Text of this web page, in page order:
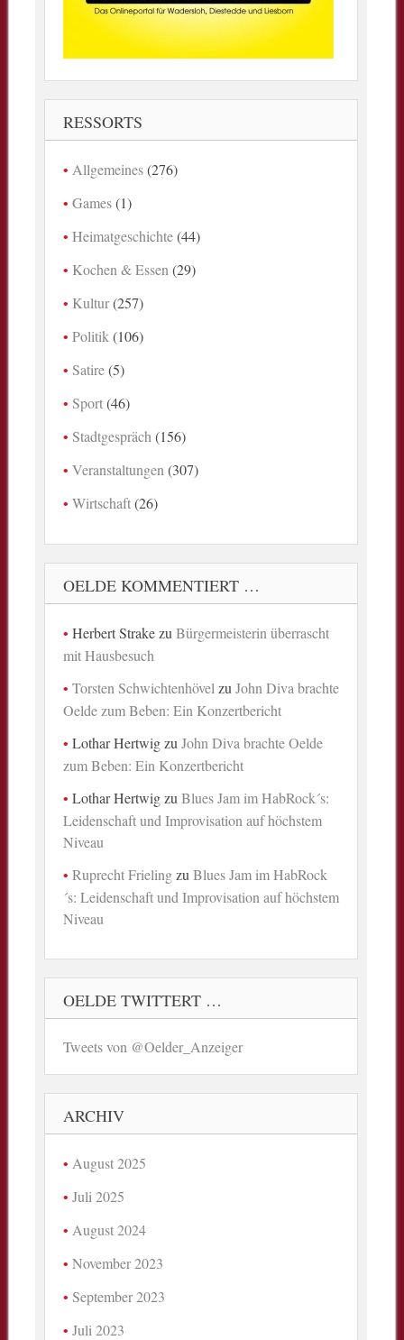
RESSORTS
Allgemeines(276)
Games(1)
Heimatgeschichte(44)
Kochen & Essen (29)
Kultur(257)
Politik (106)
Satire(5)
Sport(46)
Stadtgespräch (156)
Veranstaltungen (307)
Wirtschaft(26)
OELDE KOMMENTIERT …
Herbert StrakezuBürgermeisterin überrascht
mit Hausbesuch
Torsten Schwichtenhövel zuJohn Diva brachte
Oelde zum Beben: Ein Konzertbericht
Lothar HertwigzuJohn Diva brachte Oelde
zum Beben: Ein Konzertbericht
Lothar HertwigzuBlues Jam im HabRock´s:
Leidenschaft und Improvisation auf höchstem
Niveau
Ruprecht FrielingzuBlues Jam im HabRock
´s: Leidenschaft und Improvisation auf höchstem
Niveau
OELDE TWITTERT …
Tweets von @Oelder_Anzeiger
ARCHIV
August 2025
Juli 2025
August 2024
November 2023
September 2023
Juli 2023